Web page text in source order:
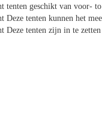
tenten geschikt van voor-
Deze tenten kunnen het
Deze tenten zijn in te